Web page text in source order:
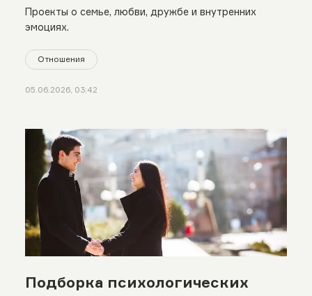
Проекты о семье, любви, дружбе и внутренних
эмоциях.
Отношения
05.06.2026, 03:42
Подборка психологических